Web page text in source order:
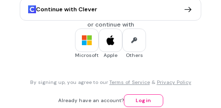
également probable
FILL IN THE BLANKS QUESTION
Combien y a-t-il de mètres dans 3 kilomètres ?
*Tu peux inscrire uniquement la quantité.
Continue with Clever
or continue with
Microsoft Apple Others
By signing up, you agree to our Terms of Service& Privacy Policy
Already have an account? Log in